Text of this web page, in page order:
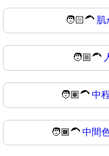
🧑🏻‍🦱 肌
🧑🏼‍🦱
🧑🏽‍🦱 中
🧑🏾‍🦱 中間